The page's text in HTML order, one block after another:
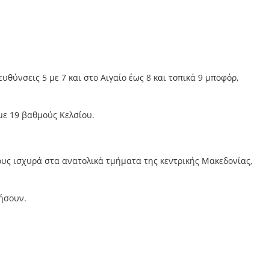
5 με 7 και στο Αιγαίο έως 8 και τοπικά 9 μποφόρ,
19 βαθμούς Κελσίου.
ισχυρά στα ανατολικά τμήματα της κεντρικής Μακεδονίας,